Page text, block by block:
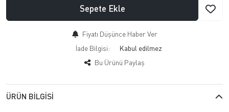
Sepete Ekle
Fiyatı Düşünce Haber Ver
İade Bilgisi:
Bu Ürünü Paylaş
ÜRÜN BILGISI